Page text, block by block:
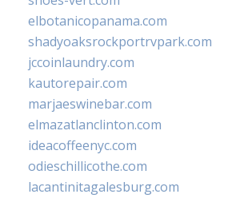
elbotanicopanama.com
shadyoaksrockportrvpark.com
jccoinlaundry.com
kautorepair.com
marjaeswinebar.com
elmazatlanclinton.com
ideacoffeenyc.com
odieschillicothe.com
lacantinitagalesburg.com